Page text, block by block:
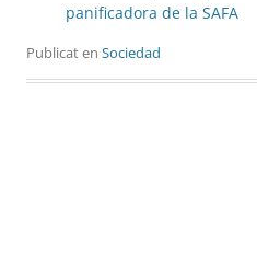
panificadora de la SAFA
Publicat en Sociedad